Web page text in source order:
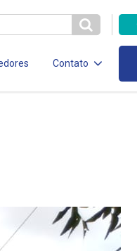
Contato